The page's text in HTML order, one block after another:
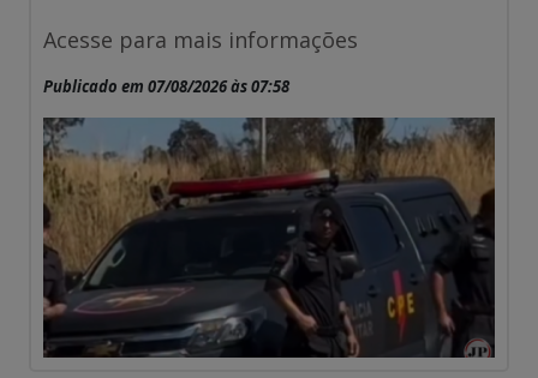
Acesse para mais informações
Publicado em 07/08/2026 às 07:58